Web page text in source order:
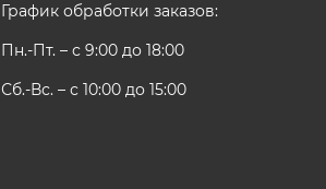
График обработки заказов:
Пн.-Пт. – с 9:00 до 18:00
Сб.-Вс. – с 10:00 до 15:00